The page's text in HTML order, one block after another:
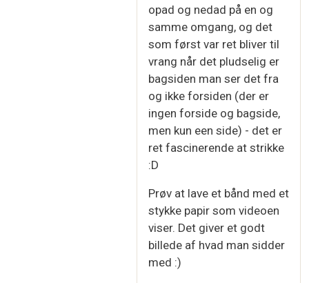
opad og nedad på en og
samme omgang, og det
som først var ret bliver til
vrang når det pludselig er
bagsiden man ser det fra
og ikke forsiden (der er
ingen forside og bagside,
men kun een side) - det er
ret fascinerende at strikke
:D
Prøv at lave et bånd med et
stykke papir som videoen
viser. Det giver et godt
billede af hvad man sidder
med :)